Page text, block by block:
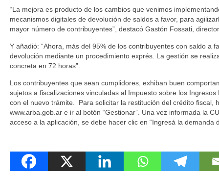
“La mejora es producto de los cambios que venimos
mecanismos digitales de devolución de saldos a favor, para
mayor número de contribuyentes”, destacó Gastón Fossati,
Y añadió: “Ahora, más del 95% de los contribuyentes con saldo a
devolución mediante un procedimiento exprés. La gestión se
concreta en 72 horas”.
Los contribuyentes que sean cumplidores, exhiban buen
sujetos a fiscalizaciones vinculadas al Impuesto sobre los
con el nuevo trámite. Para solicitar la restitución del crédito fiscal,
www.arba.gob.ar e ir al botón “Gestionar”. Una vez informada la
acceso a la aplicación, se debe hacer clic en “Ingresá la demanda